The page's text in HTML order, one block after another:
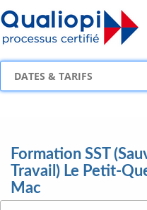
Formation SST
Travail) Le Petit-
Mac